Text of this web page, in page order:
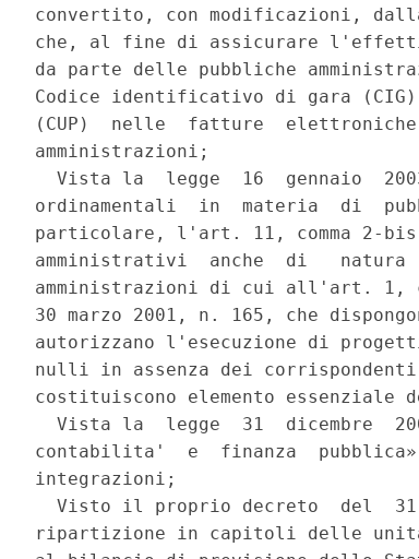
convertito, con modificazioni,
che, al fine di assicurare
da parte delle pubbliche
Codice identificativo di gara
(CUP)  nelle  fatture
amministrazioni;
Vista la  legge  16  gennaio
ordinamentali  in  materia  di
particolare, l'art. 11, comma 2-
amministrativi  anche  di
amministrazioni di cui all'art. 1,
30 marzo 2001, n. 165, che
autorizzano l'esecuzione di
nulli in assenza dei
costituiscono elemento
Vista la  legge  31  dicembre
contabilita'  e  finanza
integrazioni;
Visto il proprio decreto  del
ripartizione in capitoli delle